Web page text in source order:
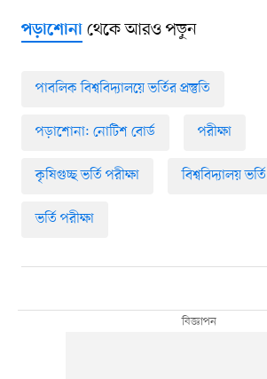
পড়াশোনাথেকে আরও পড়ুন
পাবলিক বিশ্ববিদ্যালয়ে ভর্তির প্রস্তুতি
পড়াশোনা: নোটিশ বোর্ড পরীক্ষা
কৃষিগুচ্ছ ভর্তি পরীক্ষা বিশ্ববিদ্যালয় ভর্তি
ভর্তি পরীক্ষা